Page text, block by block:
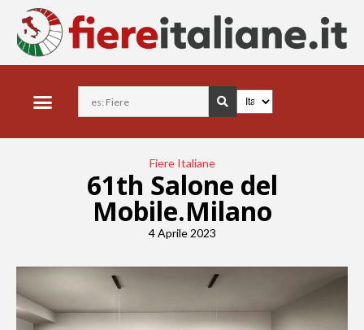
Fiere Italiane
61th Salone del
Mobile.Milano
4 Aprile 2023